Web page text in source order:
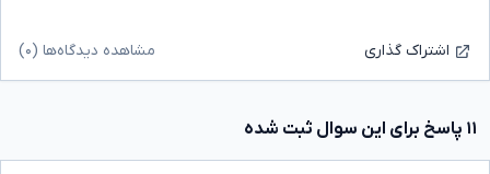
اشتراک گذاری مشاهده دیدگاه‌ها (۰)
۱۱ پاسخ برای این سوال ثبت شده